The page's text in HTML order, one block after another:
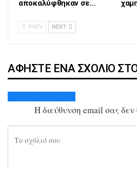
αποκαλύφθηκαν σε…
PREV NEXT
ΑΦΉΣΤΕ ΈΝΑ ΣΧΌΛΙΟ
Η διεύθυνση email σας δεν